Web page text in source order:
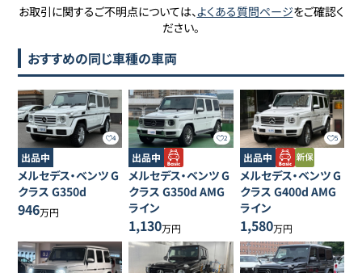
お取引に関するご不明点については、よくある質問ページをご確認く
ださい。
おすすめの同じ車種の車両
4
出品中
メルセデス・ベンツG
クラス G350d
946万円
2
出品中
メルセデス・ベンツG
クラス G350d AMG
ライン
1,130万円
5
出品中
メルセデス・ベンツG
クラス G400d AMG
ライン
1,580万円